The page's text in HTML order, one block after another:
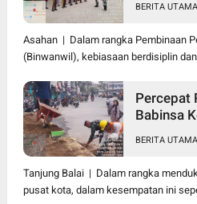
0208/
PBB dan
7
BERITA UTAMA
Asahan | Dalam rangka Pembinaan
(Binwanwil), kebiasaan berdisiplin
Percepat
Babinsa
dan DLH
Gotong
BERITA UTAMA
Tanjung Balai | Dalam rangka
pusat kota, dalam kesempatan ini